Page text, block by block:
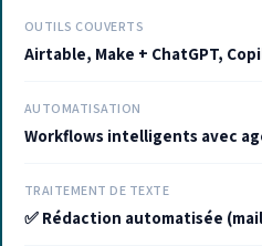
OUTILS COUVERTS
Airtable, Make + ChatGPT,
AUTOMATISATION
Workflows intelligents avec
TRAITEMENT DE TEXTE
✅ Rédaction automatisée